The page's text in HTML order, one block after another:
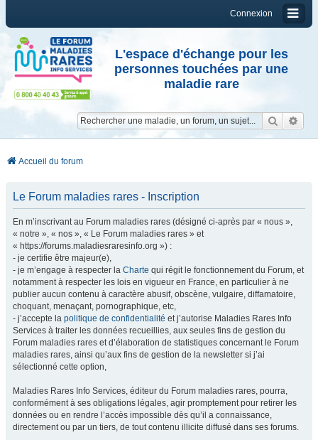
Connexion
L'espace d'échange pour les
personnes touchées par une
maladie rare
Accueil du forum
Le Forum maladies rares - Inscription
En m’inscrivant au Forum maladies rares (désigné ci-après par « nous »,
« notre », « nos », « Le Forum maladies rares » et
« https://forums.maladiesraresinfo.org ») :
- je certifie être majeur(e),
- je m’engage à respecter la Charte qui régit le fonctionnement du Forum, et
notamment à respecter les lois en vigueur en France, en particulier à ne
publier aucun contenu à caractère abusif, obscène, vulgaire, diffamatoire,
choquant, menaçant, pornographique, etc,
- j’accepte la politique de confidentialité et j’autorise Maladies Rares Info
Services à traiter les données recueillies, aux seules fins de gestion du
Forum maladies rares et d’élaboration de statistiques concernant le Forum
maladies rares, ainsi qu’aux fins de gestion de la newsletter si j’ai
sélectionné cette option,
Maladies Rares Info Services, éditeur du Forum maladies rares, pourra,
conformément à ses obligations légales, agir promptement pour retirer les
données ou en rendre l’accès impossible dès qu’il a connaissance,
directement ou par un tiers, de tout contenu illicite diffusé dans ses forums.